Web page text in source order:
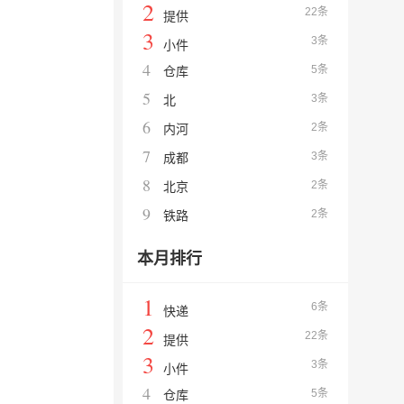
22条
2 提供
3条
3 小件
5条
4 仓库
3条
5 北
2条
6 内河
3条
7 成都
2条
8 北京
2条
9 铁路
本月排行
6条
1 快递
22条
2 提供
3条
3 小件
5条
4 仓库